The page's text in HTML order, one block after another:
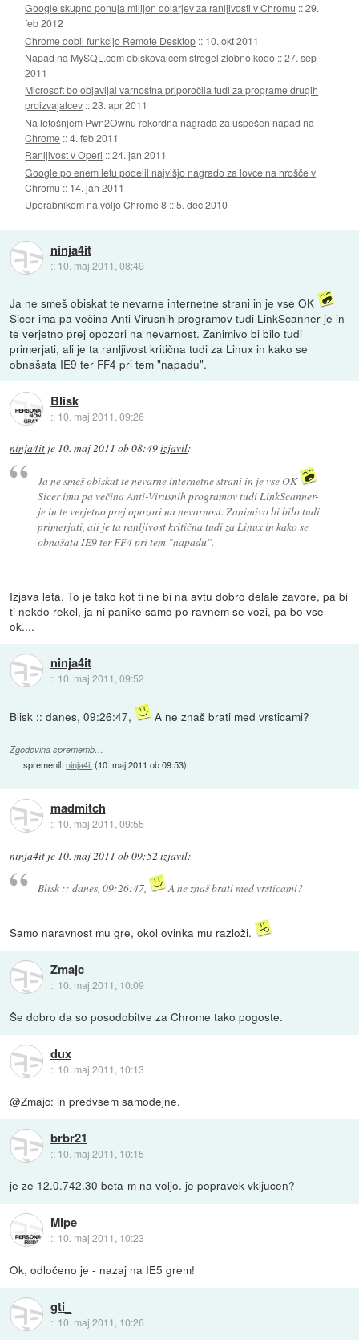
Google skupno ponuja milijon dolarjev za ranljivosti v Chromu ::29.
feb 2012
Chrome dobil funkcijo Remote Desktop :: 10. okt 2011
Napad na MySQL.com obiskovalcem stregel zlobno kodo ::27. sep
2011
Microsoft bo objavljal varnostna priporočila tudi za programe drugih
proizvajalcev ::23. apr 2011
Na letošnjem Pwn2Ownu rekordna nagrada za uspešen napad na
Chrome ::4. feb 2011
Ranljivost v Operi ::24. jan 2011
Google po enem letu podelil najvišjo nagrado za lovce na hrošče v
Chromu :: 14. jan 2011
Uporabnikom na voljo Chrome 8 ::5. dec 2010
ninja4it
:: 10. maj 2011, 08:49
Ja ne smeš obiskat te nevarne internetne strani in je vse OK
Sicer ima pa večina Anti-Virusnih programov tudi LinkScanner-je in
te verjetno prej opozori na nevarnost. Zanimivo bi bilo tudi
primerjati, ali je ta ranljivost kritična tudi za Linux in kako se
obnašata IE9 ter FF4 pri tem "napadu".
Blisk
:: 10. maj 2011, 09:26
ninja4it je 10. maj 2011 ob 08:49izjavil:
Ja ne smeš obiskat te nevarne internetne strani in je vse OK
Sicer ima pa večina Anti-Virusnih programov tudi LinkScanner-
je in te verjetno prej opozori na nevarnost. Zanimivo bi bilo tudi
primerjati, ali je ta ranljivost kritična tudi za Linux in kako se
obnašata IE9 ter FF4 pri tem "napadu".
Izjava leta. To je tako kot ti ne bi na avtu dobro delale zavore, pa bi
ti nekdo rekel, ja ni panike samo po ravnem se vozi, pa bo vse
ok....
ninja4it
:: 10. maj 2011, 09:52
Blisk :: danes, 09:26:47, A ne znaš brati med vrsticami?
Zgodovina sprememb…
spremenil:ninja4it(10. maj 2011 ob 09:53)
madmitch
:: 10. maj 2011, 09:55
ninja4it je 10. maj 2011 ob 09:52 izjavil:
Blisk :: danes, 09:26:47, A ne znaš brati med vrsticami?
Samo naravnost mu gre, okol ovinka mu razloži.
Zmajc
:: 10. maj 2011, 10:09
Še dobro da so posodobitve za Chrome tako pogoste.
dux
:: 10. maj 2011, 10:13
@Zmajc: in predvsem samodejne.
brbr21
:: 10. maj 2011, 10:15
je ze 12.0.742.30 beta-m na voljo. je popravek vkljucen?
Mipe
:: 10. maj 2011, 10:23
Ok, odločeno je - nazaj na IE5 grem!
gti_
:: 10. maj 2011, 10:26